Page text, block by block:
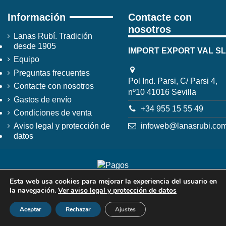
Información
Lanas Rubí. Tradición
desde 1905
Equipo
Preguntas frecuentes
Contacte con nosotros
Gastos de envío
Condiciones de venta
Aviso legal y protección de
datos
Contacte con
nosotros
IMPORT EXPORT VAL SL
Pol Ind. Parsi, C/ Parsi 4,
nº10 41016 Sevilla
+34 955 15 55 49
Esta web usa cookies para mejorar la experiencia del usuario en
la navegación. Ver aviso legal y protección de datos
Aceptar Rechazar Ajustes